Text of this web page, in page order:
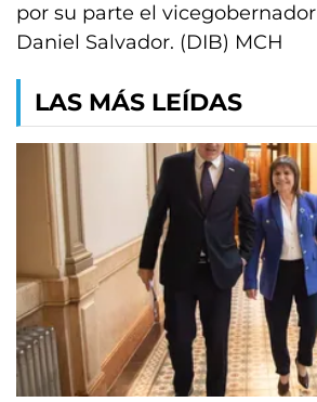
por su parte el vicegobernador
Daniel Salvador. (DIB) MCH
LAS MÁS LEÍDAS